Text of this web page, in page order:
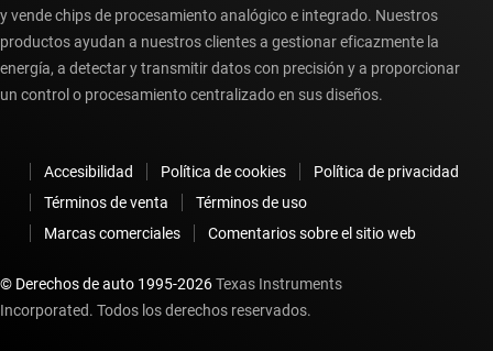
y vende chips de procesamiento analógico e integrado. Nuestros
productos ayudan a nuestros clientes a gestionar eficazmente la
energía, a detectar y transmitir datos con precisión y a proporcionar
un control o procesamiento centralizado en sus diseños.
Accesibilidad Política de cookies
Política de privacidad
Términos de venta
Términos de uso
Marcas comerciales
Comentarios sobre el sitio web
© Derechos de auto 1995-2026Texas Instruments
Incorporated. Todos los derechos reservados.